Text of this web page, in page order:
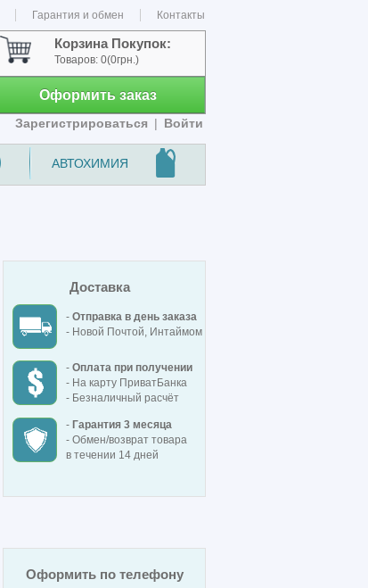
Гарантия и обмен Контакты
Корзина Покупок:
Товаров: 0(0грн.)
Оформить заказ
Зарегистрироваться | Войти
АВТОХИМИЯ
Доставка
- Отправка в день заказа
- Новой Почтой, Интаймом
- Оплата при получении
- На карту ПриватБанка
- Безналичный расчёт
- Гарантия 3 месяца
- Обмен/возврат товара
в течении 14 дней
Оформить по телефону